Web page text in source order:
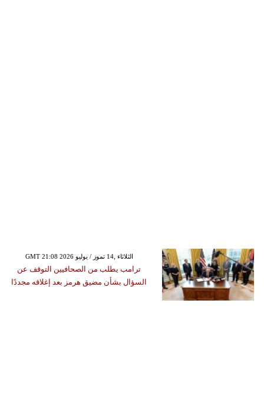
GMT 21:08 2026 الثلاثاء ,14 تموز / يوليو
ترامب يطلب من الصحافيين التوقف عن
السؤال بشأن مضيق هرمز بعد إغلاقه مجددًا